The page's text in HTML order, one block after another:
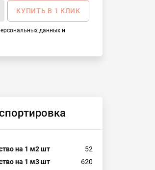
КУПИТЬ В 1 КЛИК
данных и
на 1 м2 шт
52
на 1 м3 шт
620